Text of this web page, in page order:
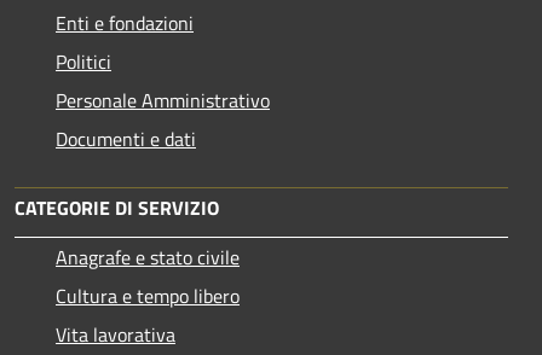
Enti e fondazioni
Politici
Personale Amministrativo
Documenti e dati
CATEGORIE DI SERVIZIO
Anagrafe e stato civile
Cultura e tempo libero
Vita lavorativa